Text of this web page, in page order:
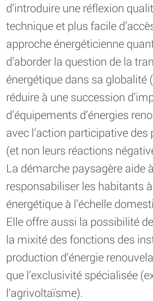
d’introduire une réflexion
technique et plus facile
approche énergéticienne
d’aborder la question de la
énergétique dans sa globalité
réduire à une succession
d’équipements d’énergies
avec l’action participative
(et non leurs réactions
La démarche paysagère aide à
responsabiliser les habitants
énergétique à l’échelle
Elle offre aussi la possibilité
la mixité des fonctions des
production d’énergie
que l’exclusivité spécialisée
l’agrivoltaïsme).